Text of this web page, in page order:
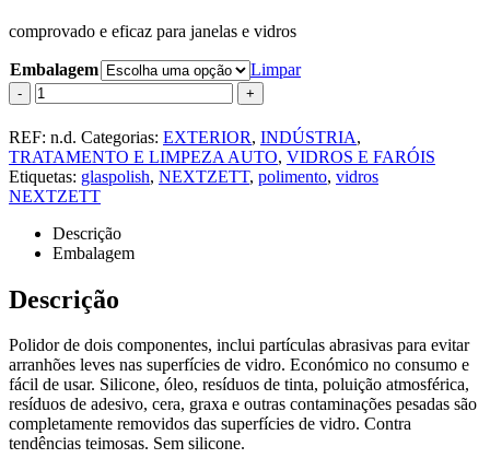
comprovado e eficaz para janelas e vidros
Embalagem Limpar
- +
REF: n.d. Categorias: EXTERIOR, INDÚSTRIA,
TRATAMENTO E LIMPEZA AUTO, VIDROS E FARÓIS
Etiquetas: glaspolish, NEXTZETT, polimento, vidros
NEXTZETT
Descrição
Embalagem
Descrição
Polidor de dois componentes, inclui partículas abrasivas para evitar
arranhões leves nas superfícies de vidro. Económico no consumo e
fácil de usar. Silicone, óleo, resíduos de tinta, poluição atmosférica,
resíduos de adesivo, cera, graxa e outras contaminações pesadas são
completamente removidos das superfícies de vidro. Contra
tendências teimosas. Sem silicone.